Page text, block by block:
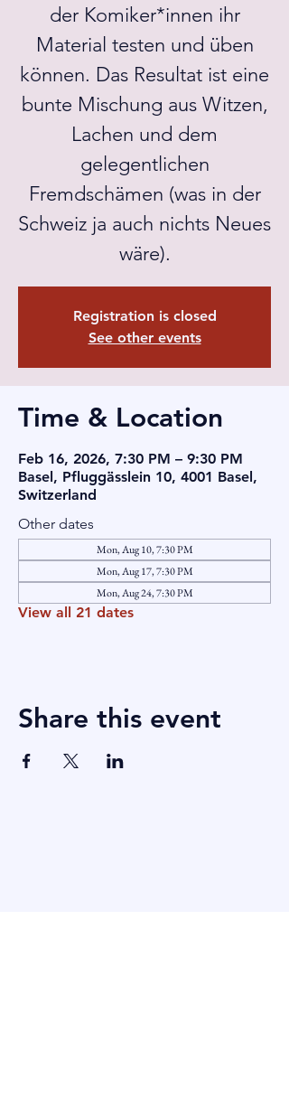
der Komiker*innen ihr
Material testen und üben
können. Das Resultat ist eine
bunte Mischung aus Witzen,
Lachen und dem
gelegentlichen
Fremdschämen (was in der
Schweiz ja auch nichts Neues
wäre).
Registration is closed
See other events
Time & Location
Feb 16, 2026, 7:30 PM – 9:30 PM
Basel, Pfluggässlein 10, 4001 Basel,
Switzerland
Other dates
Mon, Aug 10, 7:30 PM
Mon, Aug 17, 7:30 PM
Mon, Aug 24, 7:30 PM
View all 21 dates
Share this event